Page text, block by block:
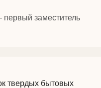
заместитель
твердых бытовых